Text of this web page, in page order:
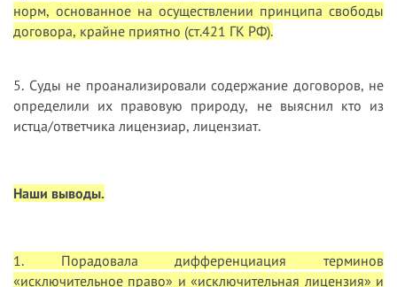
норм, основанное на осуществлении принципа свободы
договора, крайне приятно (ст.421 ГК РФ).
5. Суды не проанализировали содержание договоров, не
определили их правовую природу, не выяснил кто из
истца/ответчика лицензиар, лицензиат.
Наши выводы.
1. Порадовала дифференциация терминов
«исключительное право» и «исключительная лицензия» и